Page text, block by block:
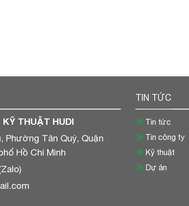
KỸ THUẬT HUDI
Phường Tân Quý, Quận
Hồ Chí Minh
TIN TỨC
Tin tức
Tin công ty
Kỹ thuật
Dự án